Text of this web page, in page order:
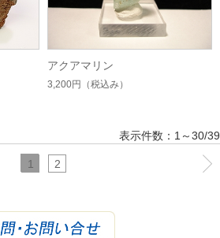
アクアマリン
3,200円 （税込み）
表示件数：1～30/39
1 2